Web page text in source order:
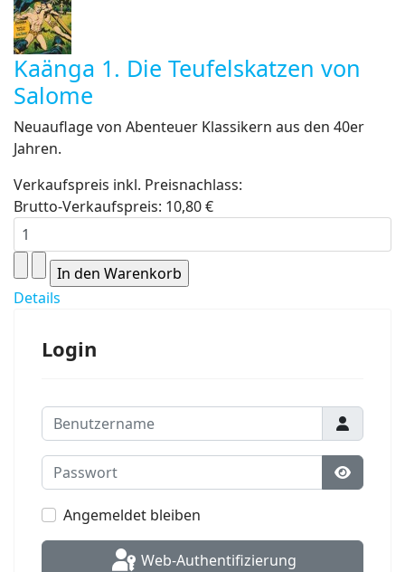
Kaänga 1. Die Teufelskatzen von
Salome
Neuauflage von Abenteuer Klassikern aus den 40er
Jahren.
Verkaufspreis inkl. Preisnachlass:
Brutto-Verkaufspreis: 10,80 €
Details
Login
Benutzername
Passwort
Angemeldet bleiben
Web-Authentifizierung